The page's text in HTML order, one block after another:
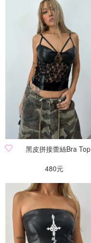
黑皮拼接蕾絲Bra Top
480元